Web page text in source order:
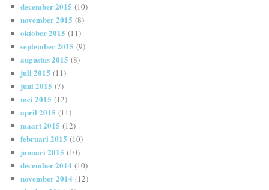
december 2015 (10)
november 2015 (8)
oktober 2015 (11)
september 2015 (9)
augustus 2015 (8)
juli 2015 (11)
juni 2015 (7)
mei 2015 (12)
april 2015 (11)
maart 2015 (12)
februari 2015 (10)
januari 2015 (10)
december 2014 (10)
november 2014 (12)